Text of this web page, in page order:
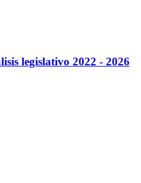
legislativo 2022 - 2026